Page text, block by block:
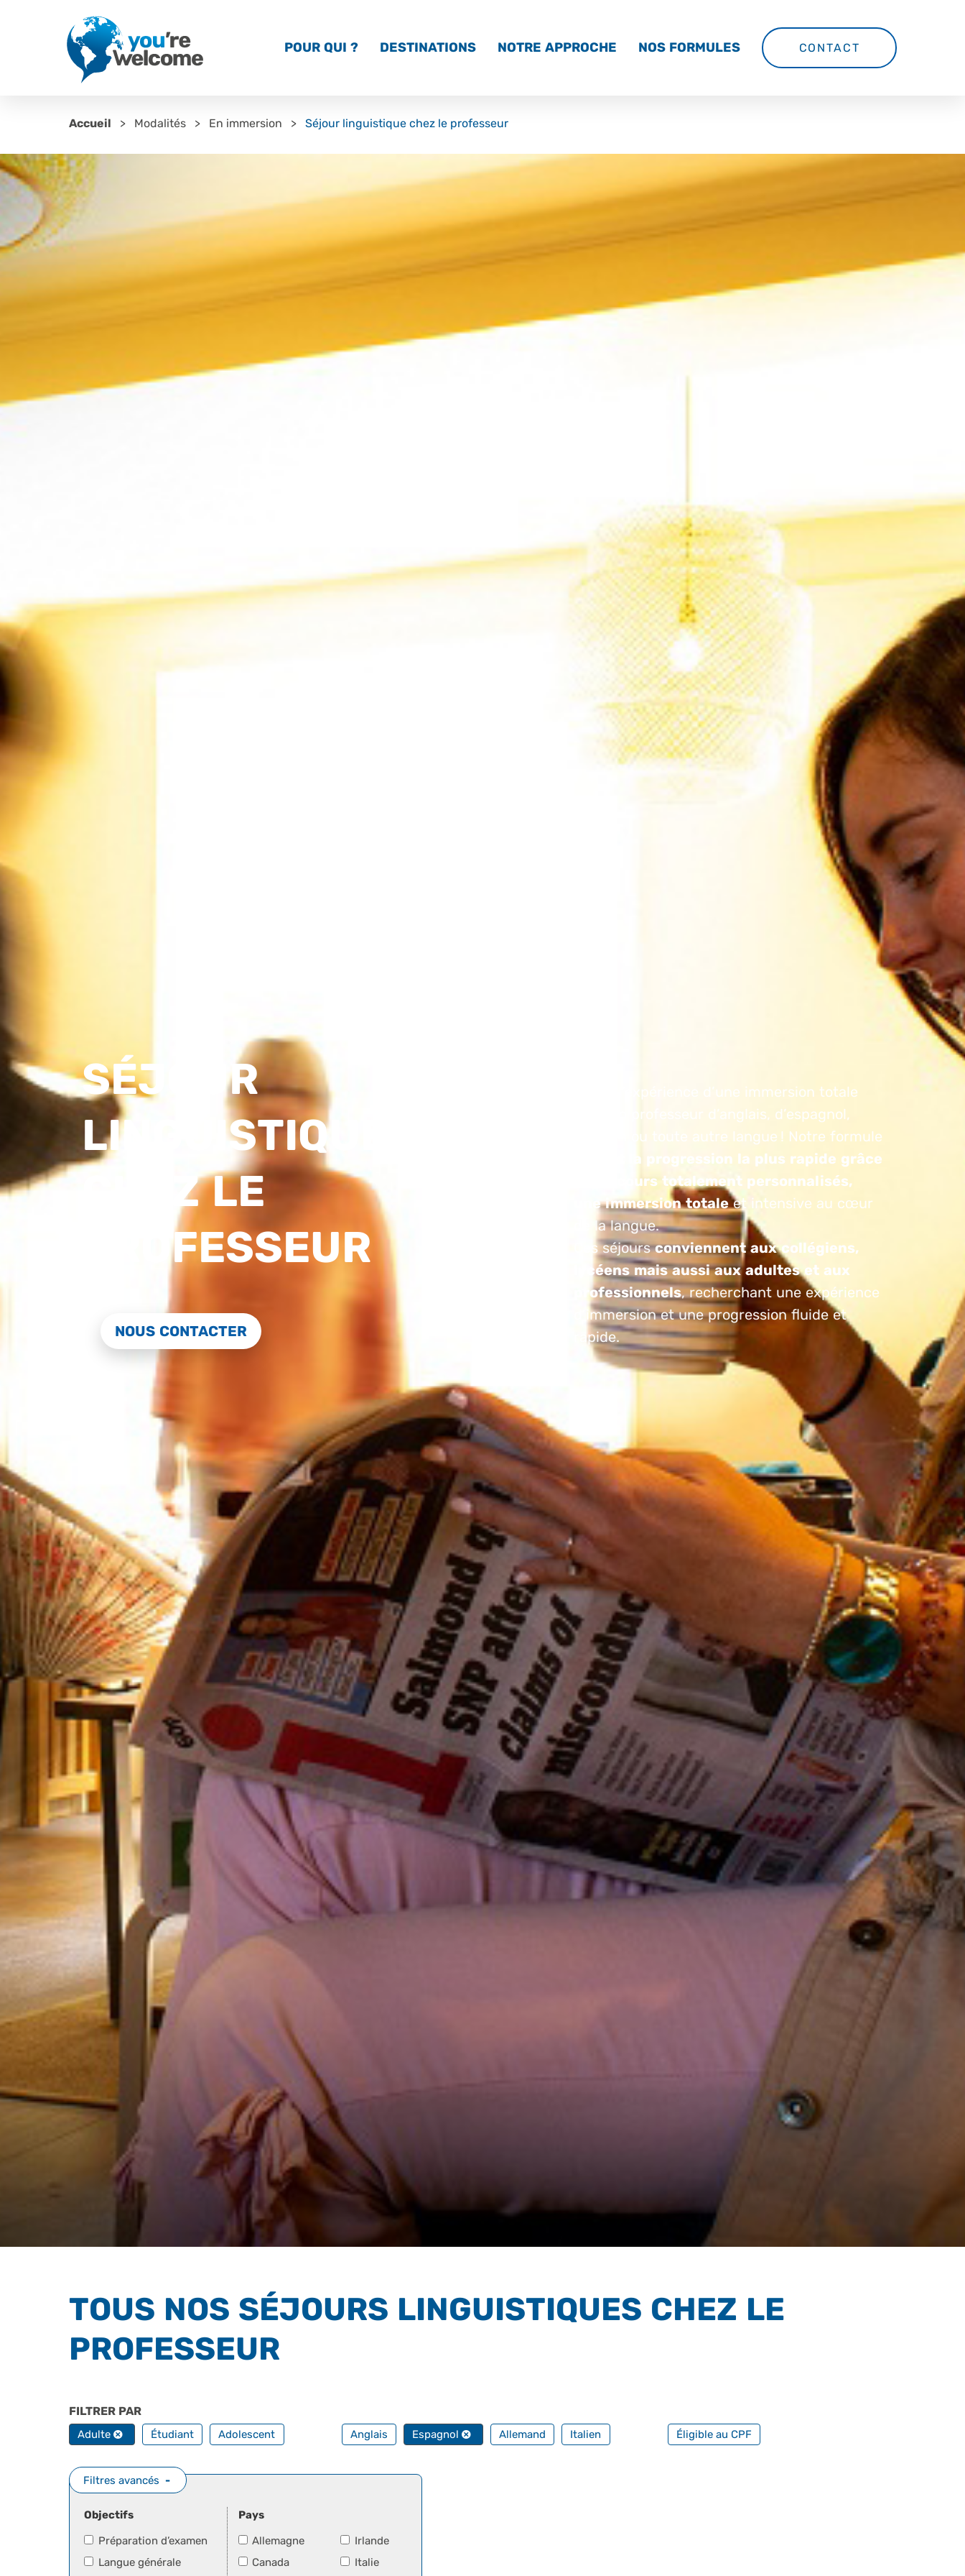
POUR QUI ? DESTINATIONS NOTRE APPROCHE NOS FORMULES CONTACT
Accueil Modalités En immersion Séjour linguistique chez le professeur
SÉJOUR
LINGUISTIQUE
CHEZ LE
PROFESSEUR
NOUS CONTACTER
Faites l’expérience d’une immersion totale
chez un professeur d’anglais, d’espagnol,
d’italien ou toute autre langue ! Notre formule
offrant la progression la plus rapide grâce
à des cours totalement personnalisés,
une immersion totaleet intensive au cœur
de la langue.
Ces séjoursconviennent aux collégiens,
lycéens mais aussi aux adultes et aux
professionnels, recherchant une expérience
d’immersion et une progression fluide et
rapide.
TOUS NOS SÉJOURS LINGUISTIQUES CHEZ LE
PROFESSEUR
FILTRER PAR
Adulte Étudiant Adolescent Anglais Espagnol Allemand Italien Éligible au CPF
Filtres avancés
Objectifs
Préparation d’examen
Langue générale
Pays
Allemagne
Canada
Irlande
Italie